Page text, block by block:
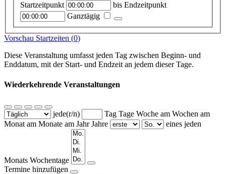
Startzeitpunkt bis Endzeitpunkt
Ganztägig
Vorschau Startzeiten (0)
Diese Veranstaltung umfasst jeden Tag zwischen Beginn- und
Enddatum, mit der Start- und Endzeit an jedem dieser Tage.
Wiederkehrende Veranstaltungen
jede(r/n) Tag Tage Woche am Wochen am
Monat am Monate am Jahr Jahre eines jeden
Monats Wochentage
Termine hinzufügen